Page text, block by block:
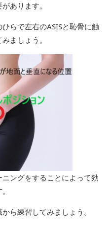
あります。
らで左右のASISと恥骨に触
ましょう。
ングをすることによって効
ら練習してみましょう。